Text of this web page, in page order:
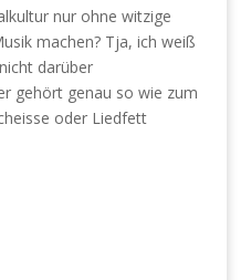
nur ohne witzige
machen? Tja, ich weiß
darüber
gehört genau so wie zum
oder Liedfett